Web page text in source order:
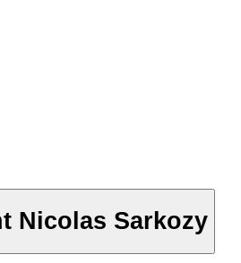
Nicolas Sarkozy